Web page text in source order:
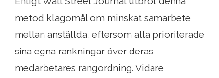
metod klagomål om minskat samarbete
mellan anställda, eftersom alla prioriterade
sina egna rankningar över deras
medarbetares rangordning. Vidare